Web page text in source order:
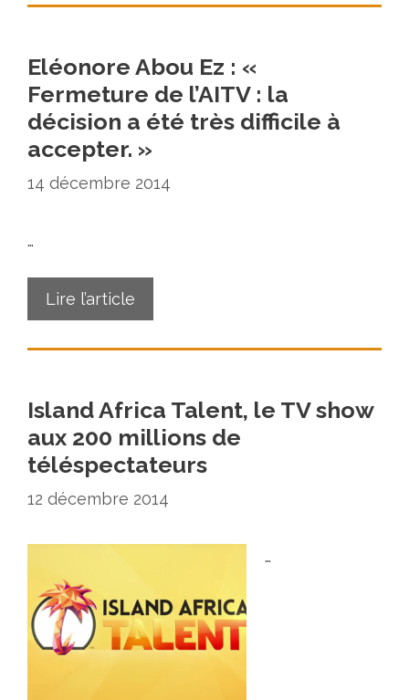
Eléonore Abou Ez : «
Fermeture de l’AITV : la
décision a été très difficile à
accepter. »
14 décembre 2014
…
Lire l’article
Island Africa Talent, le TV show
aux 200 millions de
téléspectateurs
12 décembre 2014
…